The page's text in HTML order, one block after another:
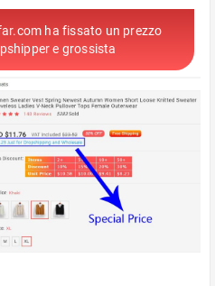
ha fissato un prezzo
e grossista